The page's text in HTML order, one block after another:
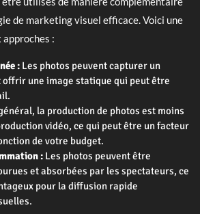
de marketing visuel efficace. Voici une
approches :
: Les photos peuvent capturer un
offrir une image statique qui peut être
la production de photos est moins
vidéo, ce qui peut être un facteur
de votre budget.
: Les photos peuvent être
et absorbées par les spectateurs, ce
pour la diffusion rapide